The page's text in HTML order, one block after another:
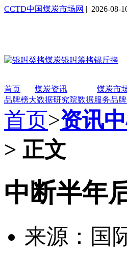
CCTD中国煤炭市场网 | 2026-08-
首页 煤炭资讯 煤炭市
品牌榜大数据研究院数据服务品
首页>资讯
> 正文
中断半年
来源：国